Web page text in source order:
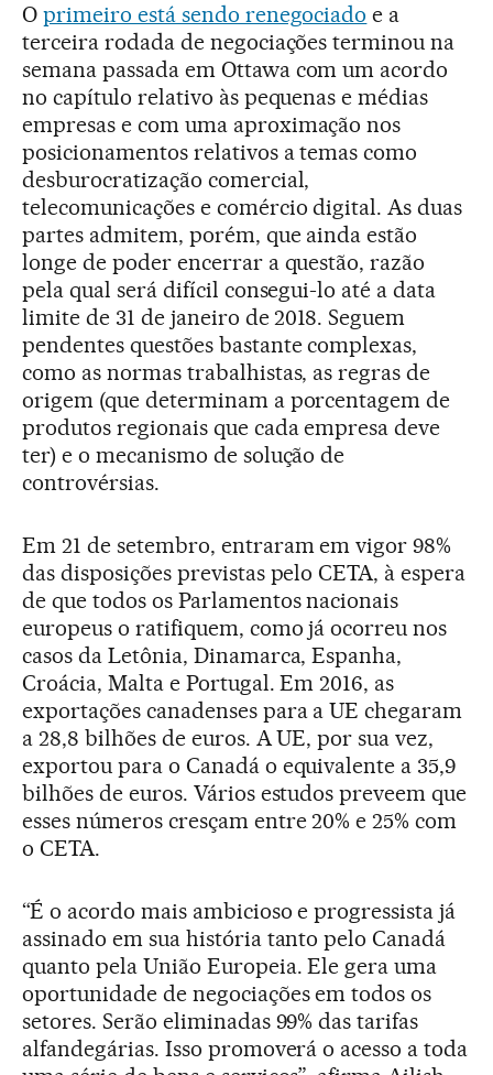
O primeiro está sendo renegociado e a
terceira rodada de negociações terminou na
semana passada em Ottawa com um acordo
no capítulo relativo às pequenas e médias
empresas e com uma aproximação nos
posicionamentos relativos a temas como
desburocratização comercial,
telecomunicações e comércio digital. As duas
partes admitem, porém, que ainda estão
longe de poder encerrar a questão, razão
pela qual será difícil consegui-lo até a data
limite de 31 de janeiro de 2018. Seguem
pendentes questões bastante complexas,
como as normas trabalhistas, as regras de
origem (que determinam a porcentagem de
produtos regionais que cada empresa deve
ter) e o mecanismo de solução de
controvérsias.
Em 21 de setembro, entraram em vigor 98%
das disposições previstas pelo CETA, à espera
de que todos os Parlamentos nacionais
europeus o ratifiquem, como já ocorreu nos
casos da Letônia, Dinamarca, Espanha,
Croácia, Malta e Portugal. Em 2016, as
exportações canadenses para a UE chegaram
a 28,8 bilhões de euros. A UE, por sua vez,
exportou para o Canadá o equivalente a 35,9
bilhões de euros. Vários estudos preveem que
esses números cresçam entre 20% e 25% com
o CETA.
“É o acordo mais ambicioso e progressista já
assinado em sua história tanto pelo Canadá
quanto pela União Europeia. Ele gera uma
oportunidade de negociações em todos os
setores. Serão eliminadas 99% das tarifas
alfandegárias. Isso promoverá o acesso a toda